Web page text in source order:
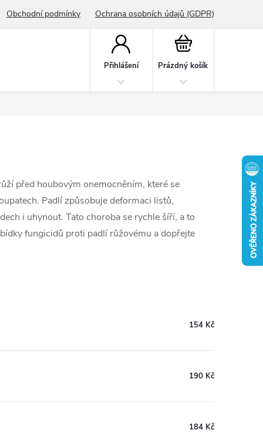
Obchodní podmínky Ochrana osobních údajů (GDPR)
Přihlášení
Nákupní
Prázdný košík
před houbovým onemocněním, které se
Padlí způsobuje deformaci listů,
i uhynout. Tato choroba se rychle šíří, a to
fungicidů proti padlí růžovému a dopřejte
154 Kč
190 Kč
184 Kč